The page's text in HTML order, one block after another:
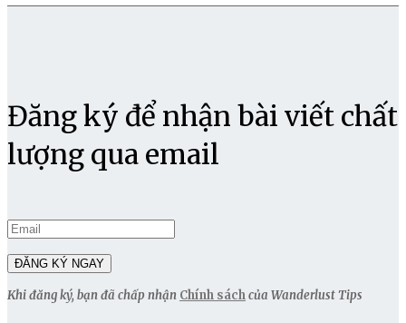
Đăng ký để nhận bài viết chất
lượng qua email
Khi đăng ký, bạn đã chấp nhận Chính sáchcủa Wanderlust Tips